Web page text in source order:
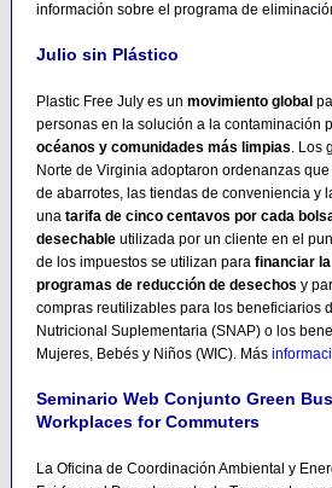
información sobre el programa de
Julio sin Plástico
Plastic Free July es un movimiento global
personas en la solución a la contaminación
océanos y comunidades más limpias. Los
Norte de Virginia adoptaron ordenanzas
de abarrotes, las tiendas de conveniencia y
una tarifa de cinco centavos por cada
desechable utilizada por un cliente en el
de los impuestos se utilizan para financiar
programas de reducción de desechos y
compras reutilizables para los beneficiarios
Nutricional Suplementaria (SNAP) o los
Mujeres, Bebés y Niños (WIC). Más
Seminario Web Conjunto Green
Workplaces for Commuters
La Oficina de Coordinación Ambiental y